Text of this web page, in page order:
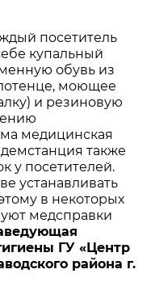
посетитель
купальный
обувь из
моющее
и резиновую
медицинская
также
у посетителей.
устанавливать
в некоторых
медсправки
ГУ «Центр
района г.